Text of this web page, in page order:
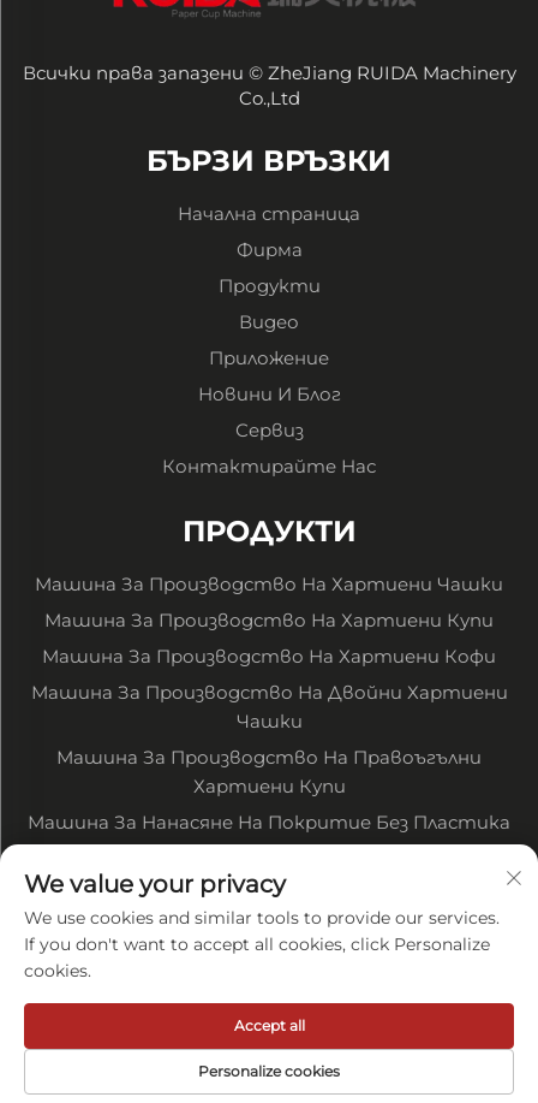
Всички права запазени © ZheJiang RUIDA Machinery
Co.,Ltd
БЪРЗИ ВРЪЗКИ
Начална страница
Фирма
Продукти
Видео
Приложение
Новини И Блог
Сервиз
Контактирайте Нас
ПРОДУКТИ
Машина За Производство На Хартиени Чашки
Машина За Производство На Хартиени Купи
Машина За Производство На Хартиени Кофи
Машина За Производство На Двойни Хартиени
Чашки
Машина За Производство На Правоъгълни
Хартиени Купи
Машина За Нанасяне На Покритие Без Пластика
Машина За Рязане На Хартия В Рулони
Други Свързани Машини
За компанията
Политика за поверителност
We value your privacy
We use cookies and similar tools to provide our services.
If you don't want to accept all cookies, click Personalize
cookies.
Personalize cookies
Accept all